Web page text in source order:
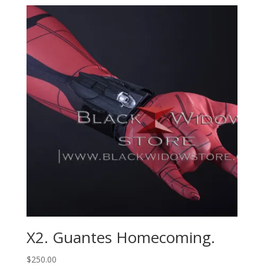
X2. Guantes Homecoming.
$250.00